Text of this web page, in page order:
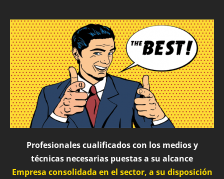
Profesionales cualificados con los medios y
técnicas necesarias puestas a su alcance
Empresa consolidada en el sector, a su disposición